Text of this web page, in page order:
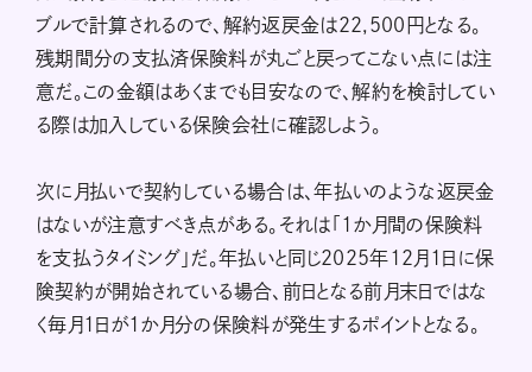
ブルで計算されるので、解約返戻金は22,500円となる。
残期間分の支払済保険料が丸ごと戻ってこない点には注
意だ。この金額はあくまでも目安なので、解約を検討してい
る際は加入している保険会社に確認しよう。
次に月払いで契約している場合は、年払いのような返戻金
はないが注意すべき点がある。それは「1か月間の保険料
を支払うタイミング」だ。年払いと同じ2025年12月1日に保
険契約が開始されている場合、前日となる前月末日ではな
く毎月1日が1か月分の保険料が発生するポイントとなる。